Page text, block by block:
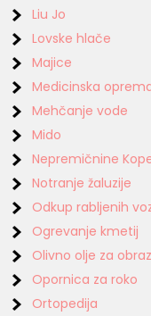
Liu Jo
Lovske hlače
Majice
Medicinska
Mehčanje vode
Mido
Nepremičnine
Notranje žaluzije
Odkup rabljenih
Ogrevanje kmetij
Olivno olje za obraz
Opornica za roko
Ortopedija